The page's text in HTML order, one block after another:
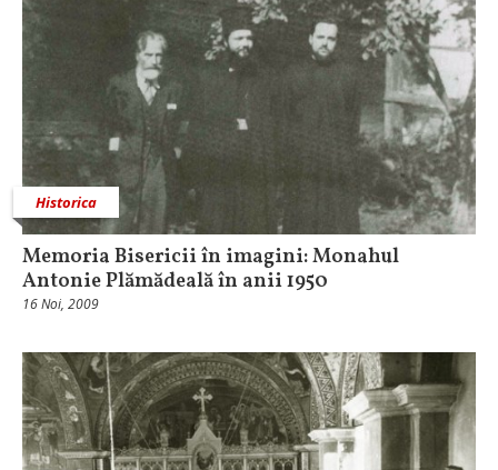
Historica
Memoria Bisericii în imagini: Monahul
Antonie Plămădeală în anii 1950
16 Noi, 2009